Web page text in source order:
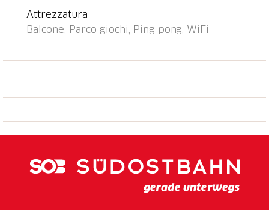
fermata ski bus 50 m, scuola di sci 500 m, pista di
fondo 1.5 km, parco giochi 1 km. Rinomate località
sciistiche: Ski Arena Andermatt/Sedrun/Disentis.
casa. La casa e la funivia possono essere raggiunte
reception: lunedì/mercoledì/venerdì: 18:00 - 18:30,
sabato 8:30 - 9:30 e 16:00 - 17:30,
martedì/giovedì/domenica chiuso.
Attrezzatura
Balcone, Parco giochi, Ping pong, WiFi